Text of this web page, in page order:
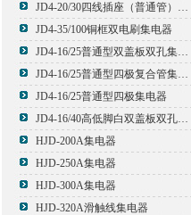
JD4-20/30四线插座（普通管）集电器
JD4-35/100铜框双电刷集电器
JD4-16/25普通型双盖板双孔集电器
JD4-16/25普通型四极复合管集电器
JD4-16/25普通型四极集电器
JD4-16/40高低脚白双盖板双孔集电器
HJD-200A集电器
HJD-250A集电器
HJD-300A集电器
HJD-320A滑触线集电器